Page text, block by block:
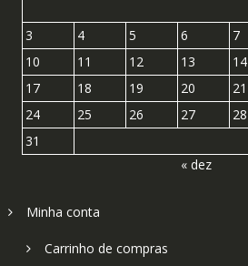
3
4 5 6 7
10
11 12 13 14
17
18 19 20 21
24
25 26 27 28
31
« dez
Minha conta
Carrinho de compras